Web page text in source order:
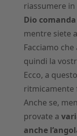
riassumere
Dio comanda
mentre siete
Facciamo
quindi la
Ecco, a
ritmicamente
Anche se,
provate a
anche